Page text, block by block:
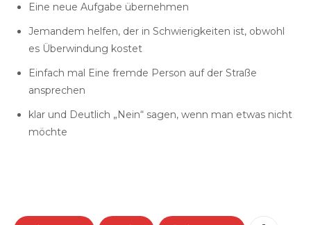
Eine neue Aufgabe übernehmen
Jemandem helfen, der in Schwierigkeiten ist, obwohl
es Überwindung kostet
Einfach mal Eine fremde Person auf der Straße
ansprechen
klar und Deutlich „Nein“ sagen, wenn man etwas nicht
möchte